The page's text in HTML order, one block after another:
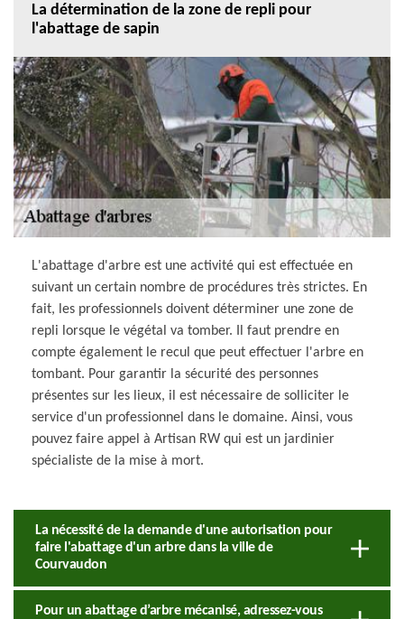
La détermination de la zone de repli pour
l'abattage de sapin
L'abattage d'arbre est une activité qui est effectuée en
suivant un certain nombre de procédures très strictes. En
fait, les professionnels doivent déterminer une zone de
repli lorsque le végétal va tomber. Il faut prendre en
compte également le recul que peut effectuer l'arbre en
tombant. Pour garantir la sécurité des personnes
présentes sur les lieux, il est nécessaire de solliciter le
service d'un professionnel dans le domaine. Ainsi, vous
pouvez faire appel à Artisan RW qui est un jardinier
spécialiste de la mise à mort.
La nécessité de la demande d'une autorisation pour
faire l'abattage d'un arbre dans la ville de
Courvaudon
Pour un abattage d’arbre mécanisé, adressez-vous